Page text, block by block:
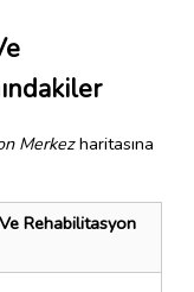
Merkezharitasına
Rehabilitasyon